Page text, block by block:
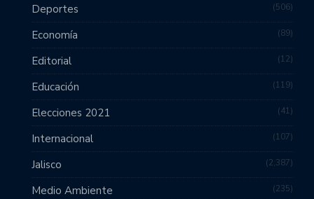
Deportes 506
Economía 89
Editorial 12
Educación 119
Elecciones 2021 41
Internacional 107
Jalisco 2,387
Medio Ambiente 235